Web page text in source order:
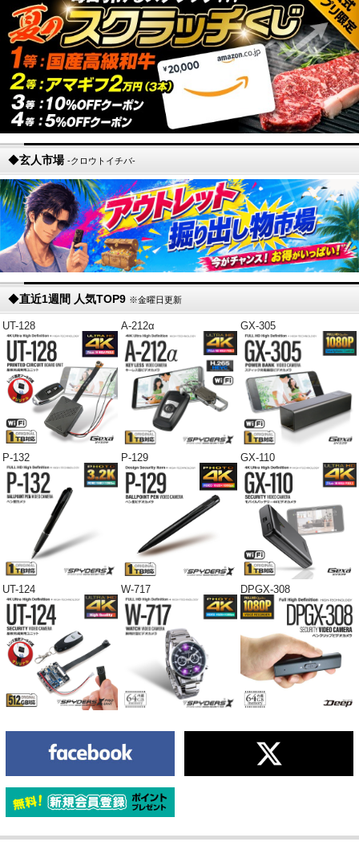
◆玄人市場 -クロウトイチバ-
◆直近1週間 人気TOP9 ※金曜日更新
UT-128 A-212α GX-305
P-132 P-129 GX-110
UT-124 W-717 DPGX-308